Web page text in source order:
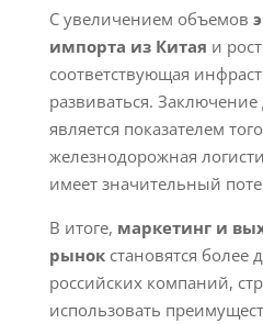
С увеличением объемов
импорта из Китая и
соответствующая
развиваться.
является показателем
железнодорожная
имеет значительный
В итоге, маркетинг и
рынокстановятся более
российских компаний,
использовать